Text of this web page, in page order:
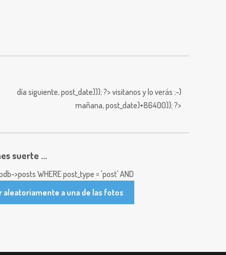
día siguiente,post_date))); ?> visitanos y lo verás ;-)
mañana,post_date)+86400)); ?>
suerte ...
>posts WHERE post_type = 'post' AND
aleatoriamente a una de las fotos